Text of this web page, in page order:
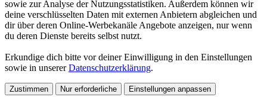
sowie zur Analyse der Nutzungsstatistiken. Außerdem können wir
deine verschlüsselten Daten mit externen Anbietern abgleichen und
dir über deren Online-Werbekanäle Angebote anzeigen, nur wenn
du deren Dienste bereits selbst nutzt.
Erkundige dich bitte vor deiner Einwilligung in den Einstellungen
sowie in unsererDatenschutzerklärung.
Zustimmen Nur erforderliche Einstellungen anpassen